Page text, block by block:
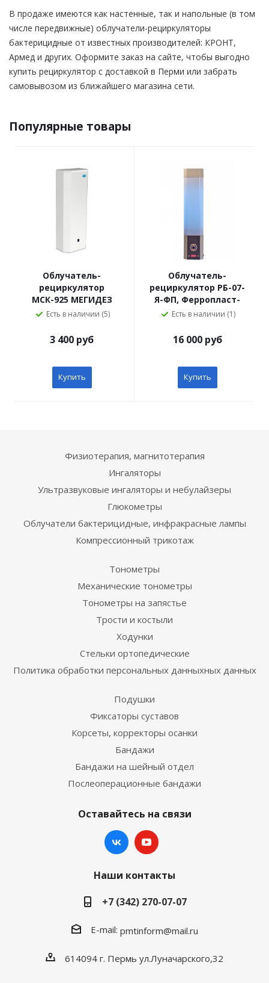
В продаже имеются как настенные, так и напольные (в том
числе передвижные) облучатели-рециркуляторы
бактерицидные от известных производителей: КРОНТ,
Армед и других. Оформите заказ на сайте, чтобы выгодно
купить рециркулятор с доставкой в Перми или забрать
самовывозом из ближайшего магазина сети.
Популярные товары
Облучатель-
рециркулятор
МСК-925 МЕГИДЕЗ
(лампы: 1шт. по 15 Вт)
Есть в наличии (5)
3 400 руб
Купить
Облучатель-
рециркулятор РБ-07-
Я-ФП, Ферропласт-
Медикал ЧЗ
Есть в наличии (1)
16 000 руб
Купить
Физиотерапия, магнитотерапия
Ингаляторы
Ультразвуковые ингаляторы и небулайзеры
Глюкометры
Облучатели бактерицидные, инфракрасные лампы
Компрессионный трикотаж
Тонометры
Механические тонометры
Тонометры на запястье
Трости и костыли
Ходунки
Стельки ортопедические
Политика обработки персональных данныхных данных
Подушки
Фиксаторы суставов
Корсеты, корректоры осанки
Бандажи
Бандажи на шейный отдел
Послеоперационные бандажи
Оставайтесь на связи
Наши контакты
+7 (342) 270-07-07
E-mail: pmtinform@mail.ru
614094 г. Пермь ул.Луначарского,32